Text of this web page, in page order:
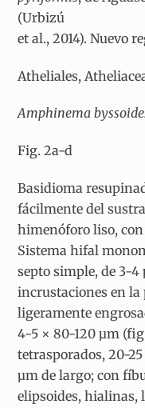
(Urbizú
et al., 2014). Nuevo
Atheliales,
Amphinema
Fig. 2a-d
Basidioma
fácilmente del
himenóforo liso,
Sistema hifal
septo simple, de 3-
incrustaciones en
ligeramente
4-5 × 80-120 µm
tetrasporados, 20-
µm de largo; con
elipsoides, hialinas,